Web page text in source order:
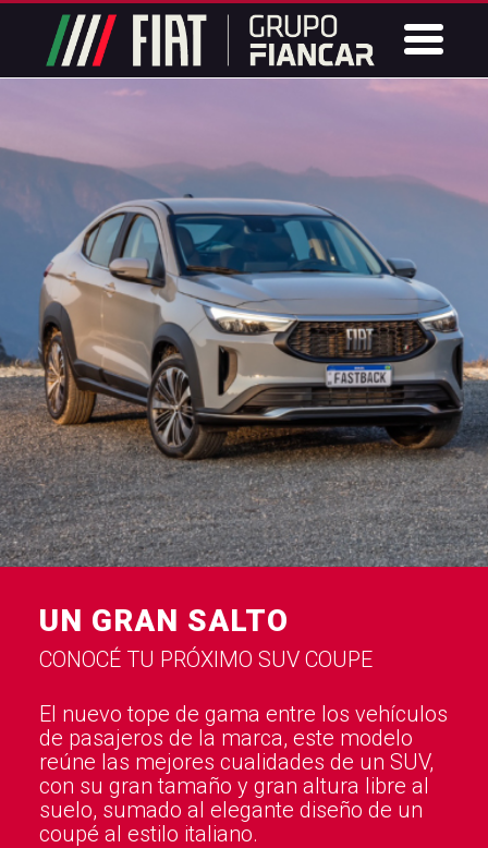
UN GRAN SALTO
CONOCÉ TU PRÓXIMO SUV COUPE
El nuevo tope de gama entre los vehículos
de pasajeros de la marca, este modelo
reúne las mejores cualidades de un SUV,
con su gran tamaño y gran altura libre al
suelo, sumado al elegante diseño de un
coupé al estilo italiano.